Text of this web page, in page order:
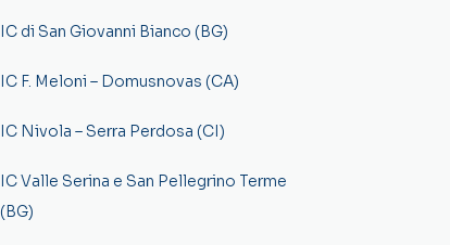
IC di San Giovanni Bianco (BG)
IC F. Meloni – Domusnovas (CA)
IC Nivola – Serra Perdosa (CI)
IC Valle Serina e San Pellegrino Terme
(BG)